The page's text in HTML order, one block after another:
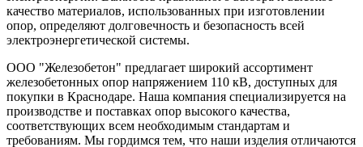
качество материалов, использованных при изготовлении
опор, определяют долговечность и безопасность всей
электроэнергетической системы.
ООО "Железобетон" предлагает широкий ассортимент
железобетонных опор напряжением 110 кВ, доступных для
покупки в Краснодаре. Наша компания специализируется на
производстве и поставках опор высокого качества,
соответствующих всем необходимым стандартам и
требованиям. Мы гордимся тем, что наши изделия отличаются